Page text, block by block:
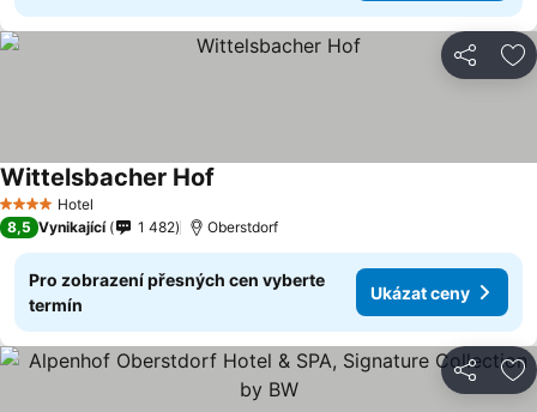
Sdílet
4 Počet hvězdiček
Hotel
Wittelsbacher Hof
8,5 Vynikající 1 482 Oberstdorf
Pro zobrazení přesných cen vyberte
termín
Ukázat ceny
Sdílet